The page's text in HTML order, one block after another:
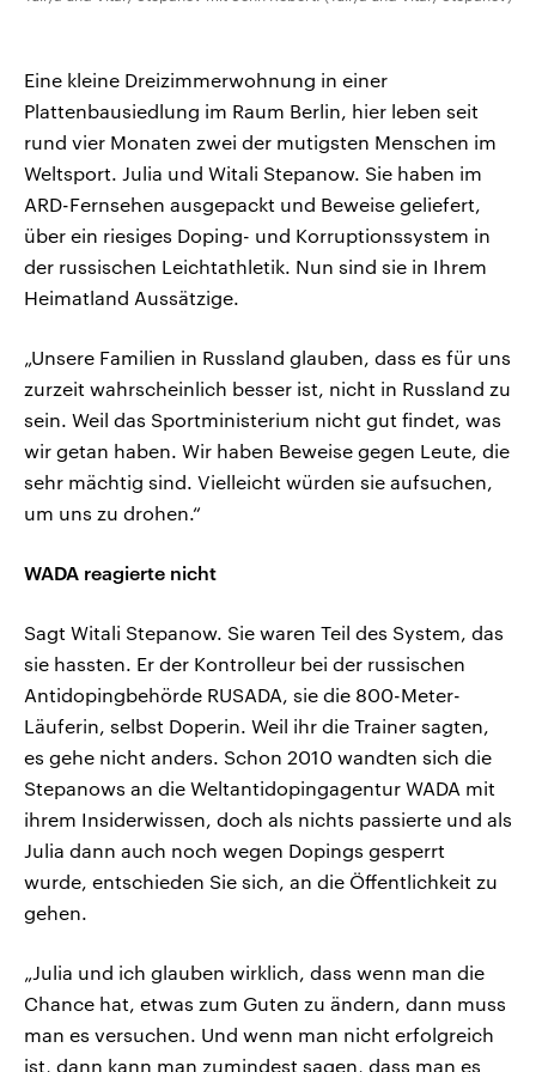
Eine kleine Dreizimmerwohnung in einer
Plattenbausiedlung im Raum Berlin, hier leben seit
rund vier Monaten zwei der mutigsten Menschen im
Weltsport. Julia und Witali Stepanow. Sie haben im
ARD-Fernsehen ausgepackt und Beweise geliefert,
über ein riesiges Doping- und Korruptionssystem in
der russischen Leichtathletik. Nun sind sie in Ihrem
Heimatland Aussätzige.
„Unsere Familien in Russland glauben, dass es für uns
zurzeit wahrscheinlich besser ist, nicht in Russland zu
sein. Weil das Sportministerium nicht gut findet, was
wir getan haben. Wir haben Beweise gegen Leute, die
sehr mächtig sind. Vielleicht würden sie aufsuchen,
um uns zu drohen.“
WADA reagierte nicht
Sagt Witali Stepanow. Sie waren Teil des System, das
sie hassten. Er der Kontrolleur bei der russischen
Antidopingbehörde RUSADA, sie die 800-Meter-
Läuferin, selbst Doperin. Weil ihr die Trainer sagten,
es gehe nicht anders. Schon 2010 wandten sich die
Stepanows an die Weltantidopingagentur WADA mit
ihrem Insiderwissen, doch als nichts passierte und als
Julia dann auch noch wegen Dopings gesperrt
wurde, entschieden Sie sich, an die Öffentlichkeit zu
gehen.
„Julia und ich glauben wirklich, dass wenn man die
Chance hat, etwas zum Guten zu ändern, dann muss
man es versuchen. Und wenn man nicht erfolgreich
ist, dann kann man zumindest sagen, dass man es